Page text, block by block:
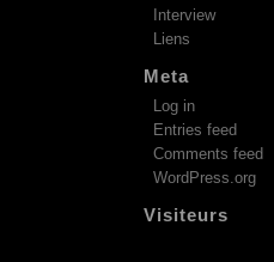
Interview
Liens
Meta
Log in
Entries feed
Comments feed
WordPress.org
Visiteurs